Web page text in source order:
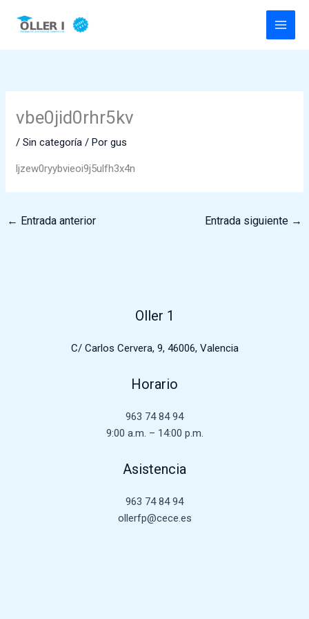
vbe0jid0rhr5kv
/Sin categoría / Porgus
ljzew0ryybvieoi9j5ulfh3x4n
← Entrada anterior Entrada siguiente →
Oller 1
C/ Carlos Cervera, 9, 46006, Valencia
Horario
963 74 84 94
9:00 a.m. – 14:00 p.m.
Asistencia
963 74 84 94
ollerfp@cece.es